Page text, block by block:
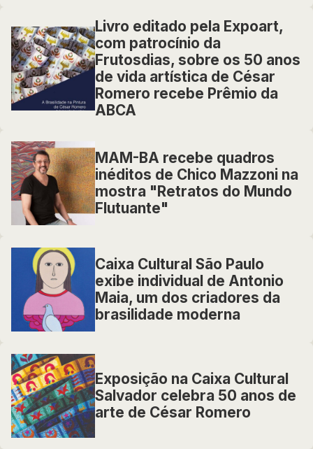
Livro editado pela Expoart,
com patrocínio da
Frutosdias, sobre os 50 anos
de vida artística de César
Romero recebe Prêmio da
ABCA
MAM-BA recebe quadros
inéditos de Chico Mazzoni na
mostra "Retratos do Mundo
Flutuante"
Caixa Cultural São Paulo
exibe individual de Antonio
Maia, um dos criadores da
brasilidade moderna
Exposição na Caixa Cultural
Salvador celebra 50 anos de
arte de César Romero